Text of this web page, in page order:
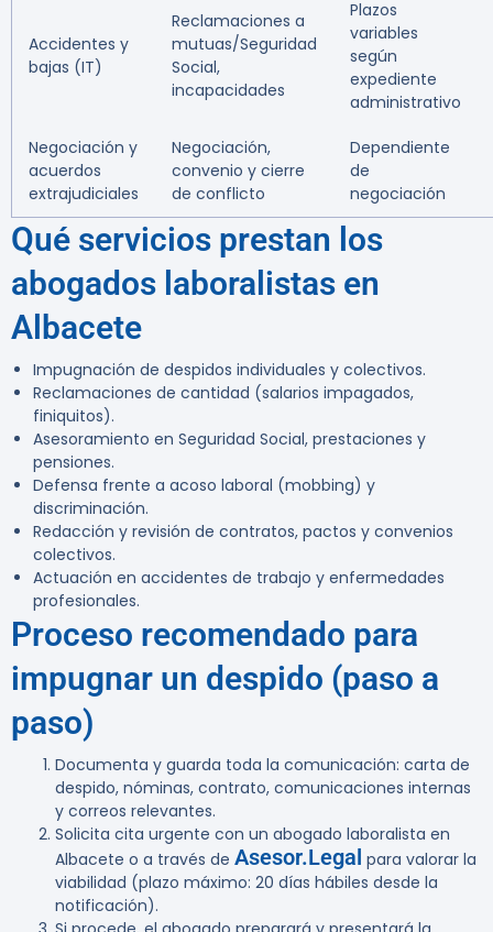
Accidentes y
bajas (IT)
Reclamaciones a
mutuas/Seguridad
Social,
incapacidades
Plazos
variables
según
expediente
administrativo
Negociación y
acuerdos
extrajudiciales
Negociación,
convenio y cierre
de conflicto
Dependiente
de
negociación
Qué servicios prestan los
abogados laboralistas en
Albacete
Impugnación de despidos individuales y colectivos.
Reclamaciones de cantidad (salarios impagados,
finiquitos).
Asesoramiento en Seguridad Social, prestaciones y
pensiones.
Defensa frente a acoso laboral (mobbing) y
discriminación.
Redacción y revisión de contratos, pactos y convenios
colectivos.
Actuación en accidentes de trabajo y enfermedades
profesionales.
Proceso recomendado para
impugnar un despido (paso a
paso)
Documenta y guarda toda la comunicación: carta de
despido, nóminas, contrato, comunicaciones internas
y correos relevantes.
Solicita cita urgente con un abogado laboralista en
Albacete o a través de Asesor.Legal para valorar la
viabilidad (plazo máximo: 20 días hábiles desde la
notificación).